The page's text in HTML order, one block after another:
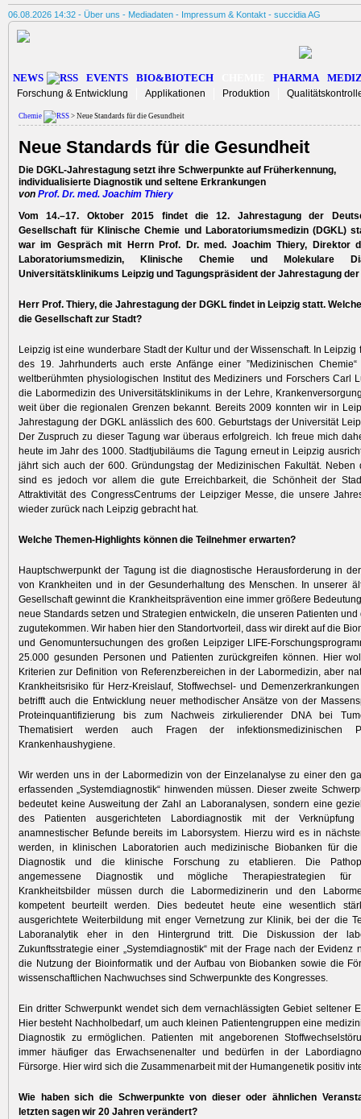
06.08.2026 14:32 - Über uns - Mediadaten - Impressum & Kontakt - succidia AG
NEWS EVENTS BIO&BIOTECH PHARMA
Forschung & Entwicklung Applikationen Produktion
Chemie > Neue Standards für die Gesundheit
Neue Standards für die Gesundheit
Die DGKL-Jahrestagung setzt ihre Schwerpunkte auf Früherkennung,
individualisierte Diagnostik und seltene Erkrankungen
von Prof. Dr. med. Joachim Thiery
Vom 14.–17. Oktober 2015 findet die 12. Jahrestagung der
Gesellschaft für Klinische Chemie und Laboratoriumsmedizin (DGKL)
war im Gespräch mit Herrn Prof. Dr. med. Joachim Thiery, Direktor
Laboratoriumsmedizin, Klinische Chemie und Molekulare
Universitätsklinikums Leipzig und Tagungspräsident der Jahrestagung der
Herr Prof. Thiery, die Jahrestagung der DGKL findet in Leipzig statt.
die Gesellschaft zur Stadt?
Leipzig ist eine wunderbare Stadt der Kultur und der Wissenschaft. In Leipzig
des 19. Jahrhunderts auch erste Anfänge einer ”Medizinischen
weltberühmten physiologischen Institut des ­Mediziners und Forschers Carl
die Labormedizin des Universitätsklinikums in der Lehre,
weit über die regionalen Grenzen bekannt. Bereits 2009 konnten wir in
Jahrestagung der DGKL anlässlich des 600. Geburtstags der Universität
Der Zuspruch zu dieser Tagung war überaus erfolgreich. Ich freue mich
heute im Jahr des 1000. Stadtjubiläums die Tagung erneut in Leipzig
jährt sich auch der 600. Gründungstag der Medizinischen Fakultät. Neben
sind es jedoch vor allem die gute Erreichbarkeit, die Schönheit der
Attraktivität des CongressCentrums der Leipziger Messe, die unsere
wieder zurück nach Leipzig gebracht hat.
Welche Themen-Highlights können die Teil­nehmer erwarten?
Hauptschwerpunkt der Tagung ist die diagnostische Herausforderung in
von Krankheiten und in der Gesunderhaltung des Menschen. In unserer
Gesellschaft gewinnt die Krankheitsprävention eine immer größere
neue Standards setzen und Strategien entwickeln, die unseren Patienten
zugutekommen. Wir haben hier den Standortvorteil, dass wir direkt auf die
und Genomuntersuchungen des großen Leipziger LIFE-
25.000 gesunden Personen und ­Patienten zurückgreifen können. Hier
Kriterien zur Definition von Referenzbereichen in der Labormedizin, aber
Krankheitsrisiko für Herz-Kreislauf, Stoffwechsel- und
betrifft auch die Entwicklung neuer methodischer Ansätze von der
Proteinquantifizierung bis zum Nachweis zirkulierender DNA bei
Thematisiert werden auch Fragen der infektionsmedizinischen
Krankenhaushygiene.
Wir werden uns in der Labormedizin von der Einzelanalyse zu einer den
erfassenden „Systemdiagnostik“ hinwenden müssen. Dieser zweite
bedeutet keine Ausweitung der Zahl an Labor­analysen, sondern eine
des Patienten ausgerichteten Labordiagnostik mit der
anamnestischer Befunde bereits im Laborsystem. Hierzu wird es in
werden, in klinischen Laboratorien auch medizinische Biobanken für die
Diagnostik und die klinische Forschung zu etablieren. Die
angemessene Diagnostik und mögliche Therapiestrategien für
Krankheitsbilder müssen durch die ­Labormedizinerin und den
kompetent beurteilt werden. Dies bedeutet heute eine wesentlich
ausgerichtete Weiterbildung mit enger Vernetzung zur Klinik, bei der die
Laboranalytik eher in den Hintergrund tritt. Die Diskussion der
Zukunftsstrategie einer „Systemdiagnostik“ mit der Frage nach der Evidenz
die Nutzung der Bioinformatik und der Aufbau von Biobanken sowie die
wissenschaftlichen Nachwuchses sind Schwerpunkte des Kongresses.
Ein dritter Schwerpunkt wendet sich dem vernachlässigten Gebiet seltener
Hier besteht Nachholbedarf, um auch kleinen Patientengruppen eine
Diagnostik zu ermöglichen. Patienten mit angeborenen
immer häufiger das Erwachsenenalter und bedürfen in der
Fürsorge. Hier wird sich die Zusammenarbeit mit der Humangenetik positiv
Wie haben sich die Schwerpunkte von dieser oder ähnlichen
letzten sagen wir 20 Jahren verändert?